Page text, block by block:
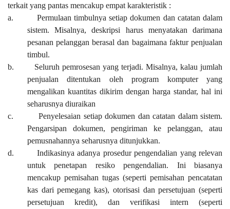
terkait yang pantas mencakup empat karakteristik :
a.
Permulaan timbulnya setiap dokumen dan catatan dalam
sistem. Misalnya, deskripsi harus menyatakan darimana
pesanan pelanggan berasal dan bagaimana faktur penjualan
timbul.
b.
Seluruh pemrosesan yang terjadi. Misalnya, kalau jumlah
penjualan ditentukan oleh program komputer yang
mengalikan kuantitas dikirim dengan harga standar, hal ini
seharusnya diuraikan
c.
Penyelesaian setiap dokumen dan catatan dalam sistem.
Pengarsipan dokumen, pengiriman ke pelanggan, atau
pemusnahannya seharusnya ditunjukkan.
d.
Indikasinya adanya prosedur pengendalian yang relevan
untuk penetapan resiko pengendalian. Ini biasanya
mencakup pemisahan tugas (seperti pemisahan pencatatan
kas dari pemegang kas), otorisasi dan persetujuan (seperti
persetujuan kredit), dan verifikasi intern (seperti